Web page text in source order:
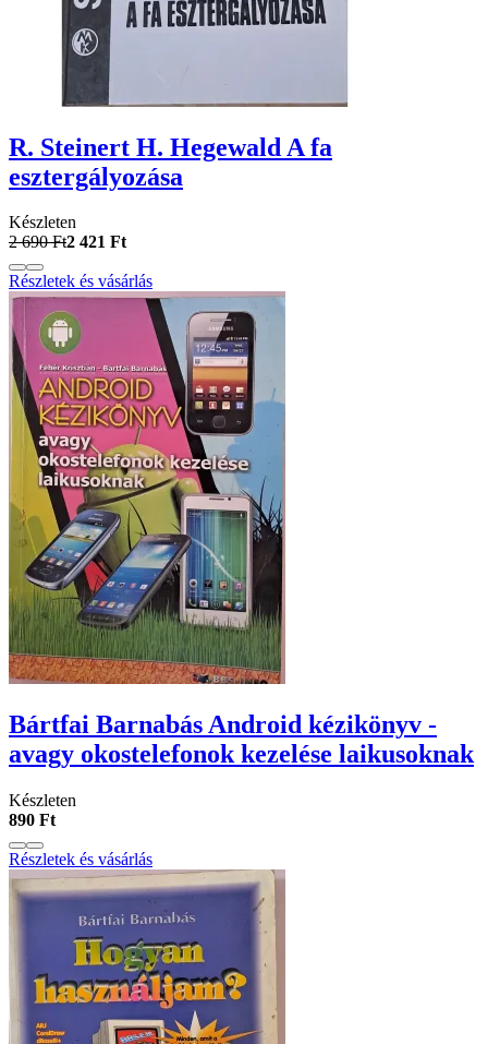
R. Steinert H. Hegewald A fa
esztergályozása
Készleten
2 690 Ft2 421 Ft
Részletek és vásárlás
Bártfai Barnabás Android kézikönyv -
avagy okostelefonok kezelése laikusoknak
Készleten
890 Ft
Részletek és vásárlás